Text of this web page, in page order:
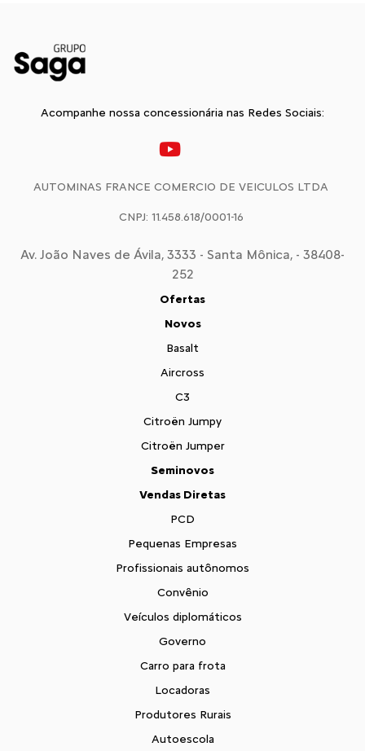
Acompanhe nossa concessionária nas Redes Sociais:
AUTOMINAS FRANCE COMERCIO DE VEICULOS LTDA
CNPJ: 11.458.618/0001-16
Av. João Naves de Ávila, 3333 - Santa Mônica, - 38408-
252
Ofertas
Novos
Basalt
Aircross
C3
Citroën Jumpy
Citroën Jumper
Seminovos
Vendas Diretas
PCD
Pequenas Empresas
Profissionais autônomos
Convênio
Veículos diplomáticos
Governo
Carro para frota
Locadoras
Produtores Rurais
Autoescola